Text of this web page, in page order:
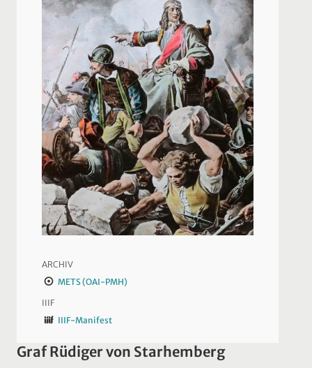
ARCHIV
METS (OAI-PMH)
IIIF
IIIF-Manifest
Graf Rüdiger von Starhemberg